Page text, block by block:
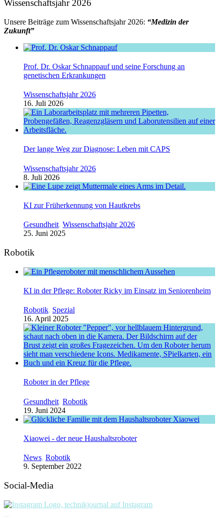
Wissenschaftsjahr 2026
Unsere Beiträge zum Wissenschaftsjahr 2026: “Medizin der
Zukunft”
Prof. Dr. Oskar Schnappauf und seine Forschung an
genetischen Erkrankungen
Wissenschaftsjahr 2026
16. Juli 2026
Der lange Weg zur Diagnose: Leben mit CAPS
Wissenschaftsjahr 2026
8. Juli 2026
KI zur Früherkennung von Hautkrebs
Gesundheit, Wissenschaftsjahr 2026
25. Juni 2025
Robotik
KI in der Pflege: Roboter Ricky im Einsatz im Seniorenheim
Robotik, Spezial
16. April 2025
Roboter in der Pflege
Gesundheit, Robotik
19. Juni 2024
Xiaowei - der neue Haushaltsroboter
News, Robotik
9. September 2022
Social-Media